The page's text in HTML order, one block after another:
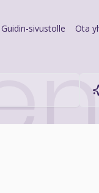
sivustolle Ota